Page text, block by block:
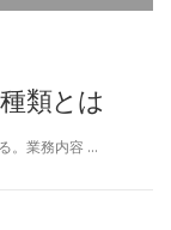
類とは
。業務内容 …